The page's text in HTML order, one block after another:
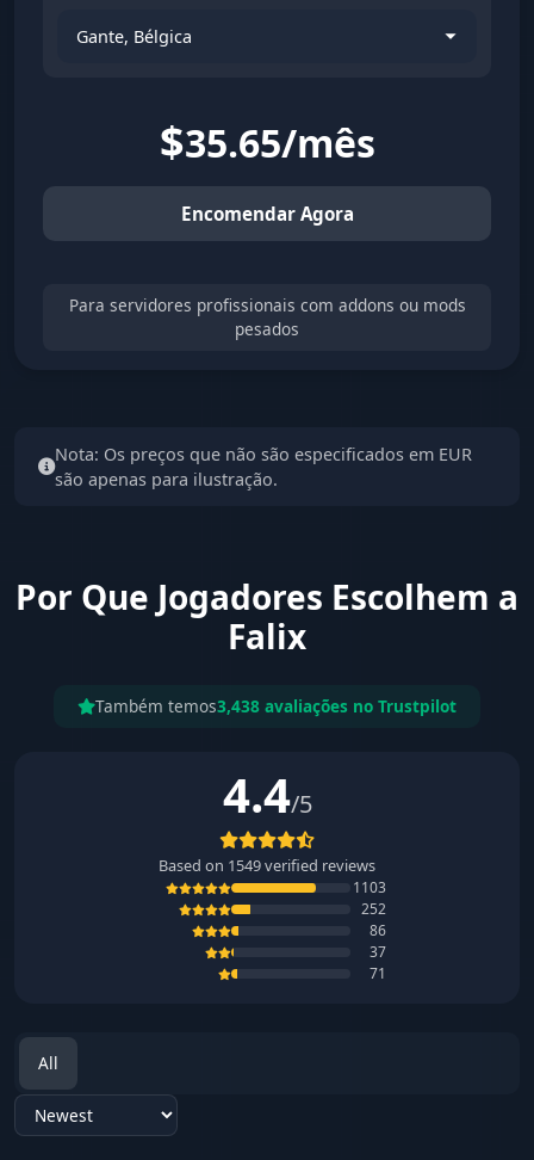
$35.65/mês
Encomendar Agora
Para servidores profissionais com addons ou mods
pesados
Nota: Os preços que não são especificados em EUR
são apenas para ilustração.
Por Que Jogadores Escolhem a
Falix
Também temos3,438 avaliações no Trustpilot
4.4/5
Based on 1549verified reviews
1103
252
86
37
71
All
Sort reviews